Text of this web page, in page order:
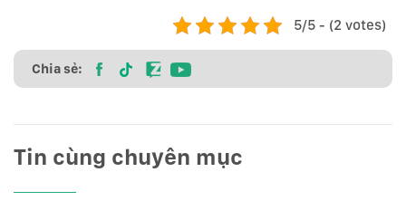
5/5 - (2 votes)
Chia sẻ:
Tin cùng chuyên mục